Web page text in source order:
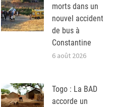
morts dans un
nouvel accident
de bus à
Constantine
6 août 2026
Togo : La BAD
accorde un